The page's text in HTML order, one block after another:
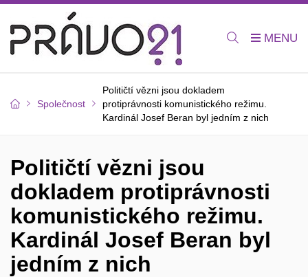
Společnost
Političtí vězni jsou dokladem
protiprávnosti komunistického režimu.
Kardinál Josef Beran byl jedním z nich
Političtí vězni jsou
dokladem protiprávnosti
komunistického režimu.
Kardinál Josef Beran byl
jedním z nich